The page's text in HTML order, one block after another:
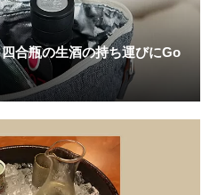
合瓶の生酒の持ち運びにGo